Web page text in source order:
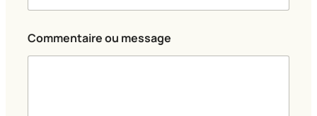
l
u
Commentaire ou message